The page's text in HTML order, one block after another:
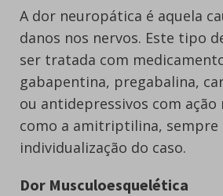
A dor neuropática é aquela
danos nos nervos. Este tipo
ser tratada com
gabapentina, pregabalina,
ou antidepressivos com ação
como a amitriptilina, sempre
individualização do caso.
Dor Musculoesquelética